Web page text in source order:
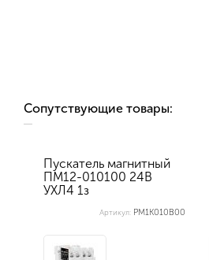
Сопутствующие товары:
Пускатель магнитный
ПМ12-010100 24В
УХЛ4 1з
Артикул: PM1K010B00